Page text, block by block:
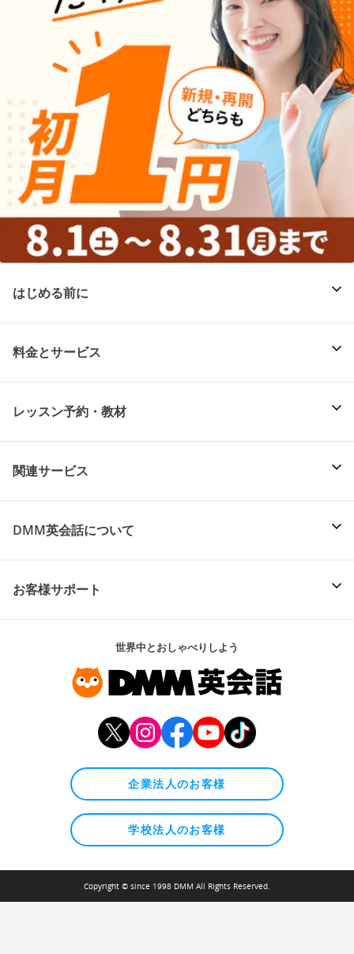
はじめる前に
料金とサービス
レッスン予約・教材
関連サービス
DMM英会話について
お客様サポート
世界中とおしゃべりしよう
企業法人のお客様
学校法人のお客様
Copyright © since 1998 DMM All Rights Reserved.